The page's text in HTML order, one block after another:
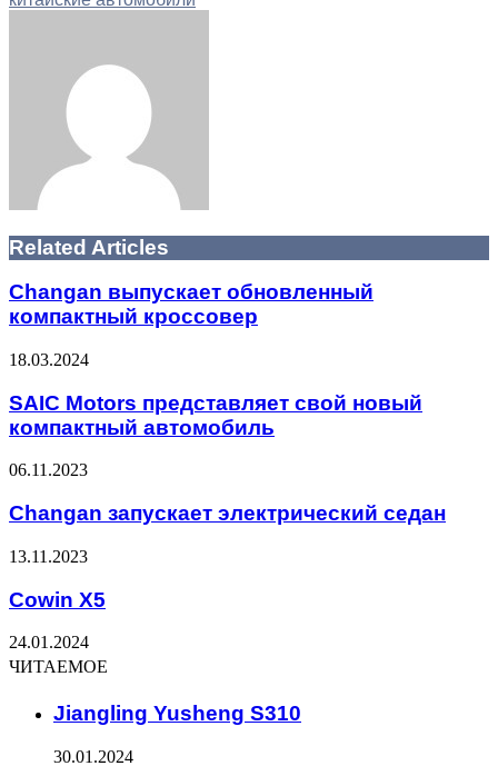
Related Articles
Changan выпускает обновленный
компактный кроссовер
18.03.2024
SAIC Motors представляет свой новый
компактный автомобиль
06.11.2023
Changan запускает электрический седан
13.11.2023
Cowin X5
24.01.2024
ЧИТАЕМОЕ
Jiangling Yusheng S310
30.01.2024